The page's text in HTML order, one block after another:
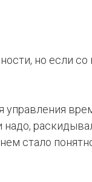
но если со
управления
стало